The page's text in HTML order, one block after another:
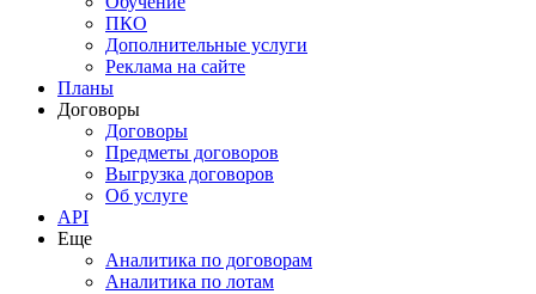
ПКО
Дополнительные услуги
Реклама на сайте
Планы
Договоры
Договоры
Предметы договоров
Выгрузка договоров
Об услуге
API
Еще
Аналитика по договорам
Аналитика по лотам